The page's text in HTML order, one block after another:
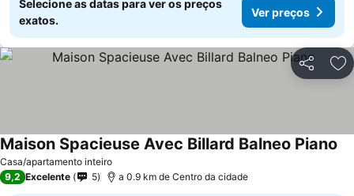
Selecione as datas para ver os preços
exatos.
Ver preços
Partilhar
Casa/apartamento inteiro
Maison Spacieuse Avec Billard Balneo Piano
9,2 Excelente 5 a 0.9 km de Centro da cidade